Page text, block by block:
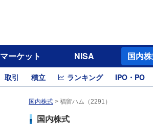
マーケット NISA 国内
取引 積立 ランキング IPO・PO
国内株式 > 福留ハム（2291）
国内株式